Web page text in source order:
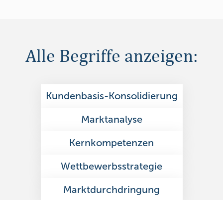
Alle Begriffe anzeigen:
Kundenbasis-Konsolidierung
Marktanalyse
Kernkompetenzen
Wettbewerbsstrategie
Marktdurchdringung